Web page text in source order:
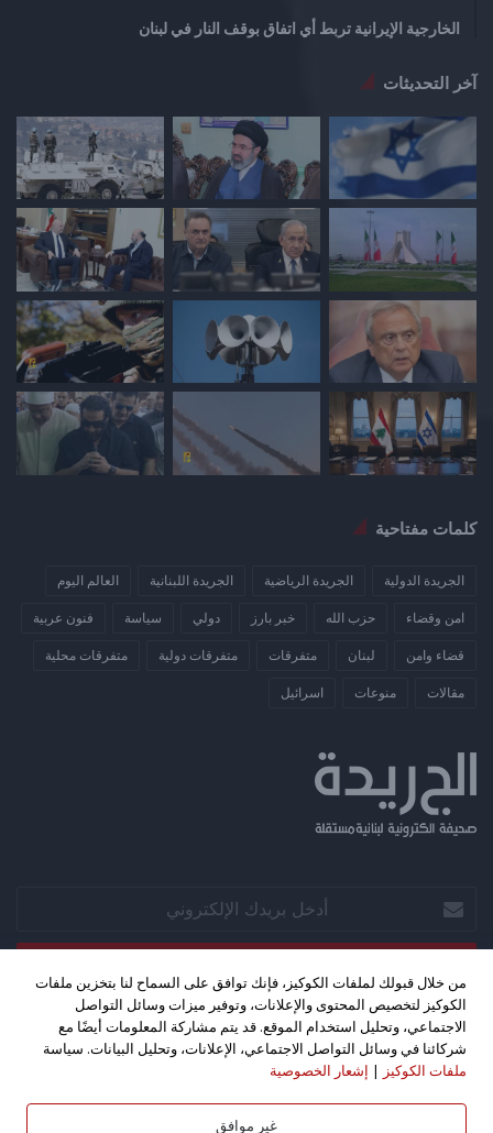
الخارجية الإيرانية تربط أي اتفاق بوقف النار في لبنان
آخر التحديثات
كلمات مفتاحية
الجريدة الدولية الجريدة الرياضية الجريدة اللبنانية العالم اليوم
امن وقضاء حزب الله خبر بارز دولي سياسة فنون عربية
قضاء وامن لبنان متفرقات متفرقات دولية متفرقات محلية
مقالات منوعات ​اسرائيل
بريدك
الإلكتروني
فيسبوك
‫X
‫YouTube
حقوق الطبع والنشر 2026©، جميع الحقوق محفوظة. تصميم واستضافة
من خلال قبولك لملفات الكوكيز، فإنك توافق على السماح لنا بتخزين ملفات
الكوكيز لتخصيص المحتوى والإعلانات، وتوفير ميزات وسائل التواصل
الاجتماعي، وتحليل استخدام الموقع. قد يتم مشاركة المعلومات أيضًا مع
شركائنا في وسائل التواصل الاجتماعي، الإعلانات، وتحليل البيانات. سياسة
ملفات الكوكيز | إشعار الخصوصية
غير موافق